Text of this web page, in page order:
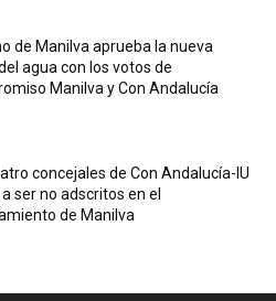
de Manilva aprueba la nueva
agua con los votos de
Manilva y Con Andalucía
concejales de Con Andalucía-IU
ser no adscritos en el
de Manilva